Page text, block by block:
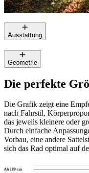
Ausstattung
Geometrie
Die perfekte
Die Grafik zeigt eine
nach Fahrstil,
das jeweils kleinere oder
Durch einfache
Vorbau, eine andere
sich das Rad optimal auf
Ab 180 cm